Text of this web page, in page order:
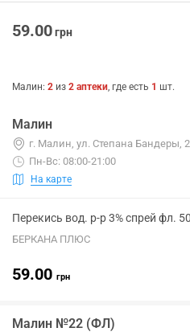
59.00грн
Малин: 2 из 2 аптеки, где есть 1 шт.
Малин
г. Малин, ул. Степана Бандеры, 2
Пн-Вс: 08:00-21:00
На карте
Перекись вод. р-р 3% спрей фл.
БЕРКАНА ПЛЮС
59.00 грн
Малин №22 (ФЛ)